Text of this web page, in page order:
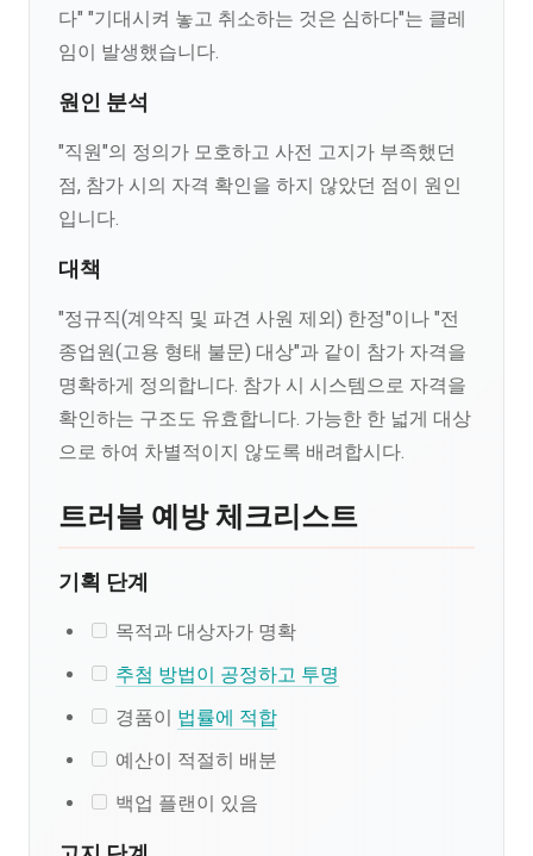
다" "기대시켜 놓고 취소하는 것은 심하다"는 클레
임이 발생했습니다.
원인 분석
"직원"의 정의가 모호하고 사전 고지가 부족했던
점, 참가 시의 자격 확인을 하지 않았던 점이 원인
입니다.
대책
"정규직(계약직 및 파견 사원 제외) 한정"이나 "전
종업원(고용 형태 불문) 대상"과 같이 참가 자격을
명확하게 정의합니다. 참가 시 시스템으로 자격을
확인하는 구조도 유효합니다. 가능한 한 넓게 대상
으로 하여 차별적이지 않도록 배려합시다.
트러블 예방 체크리스트
기획 단계
목적과 대상자가 명확
추첨 방법이 공정하고 투명
경품이 법률에 적합
예산이 적절히 배분
백업 플랜이 있음